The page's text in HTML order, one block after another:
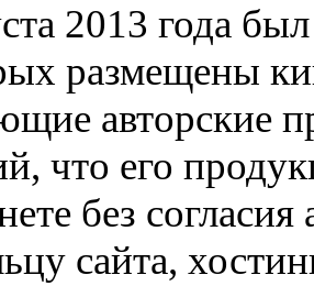
2013 года
размещены
авторские
что его
без
сайта,